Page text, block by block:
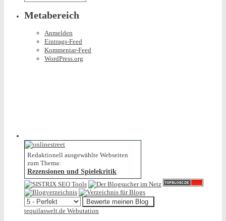
Metabereich
Anmelden
Eintrags-Feed
Kommentar-Feed
WordPress.org
Redaktionell ausgewählte Webseiten
zum Thema:
Rezensionen und Spielekritik
tequilaswelt.de Webutation